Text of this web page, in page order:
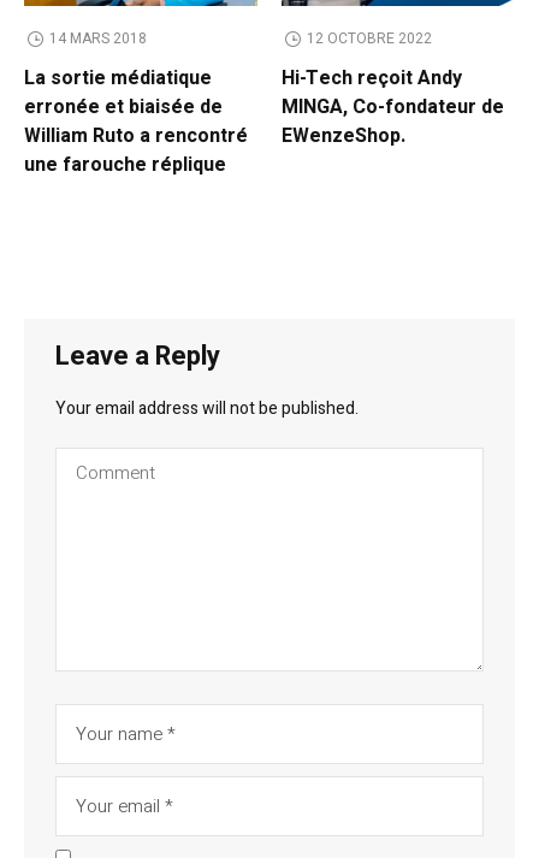
14 MARS 2018
La sortie médiatique
erronée et biaisée de
William Ruto a rencontré
une farouche réplique
12 OCTOBRE 2022
Hi-Tech reçoit Andy
MINGA, Co-fondateur de
EWenzeShop.
Leave a Reply
Your email address will not be published.